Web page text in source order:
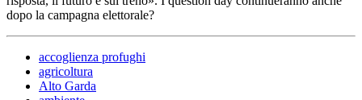
dopo la campagna elettorale?
accoglienza profughi
agricoltura
Alto Garda